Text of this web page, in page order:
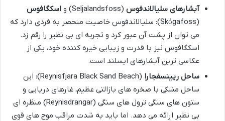
آبشارهای سلیالاندفوس (Seljalandsfoss) و
اسکگافوس
(Skógafoss): سلیالاندفوس خاصیت منحصر به فردی دارد که
می توان از پشت آن عبور کرد و تجربه ای بی نظیر را رقم زد.
اسکگافوس نیز با قدرت و زیبایی خیره کننده خود، یکی از
عکاسی ترین آبشارهای ایسلند است.
ساحل ریینسفجارا
(Reynisfjara Black Sand Beach): این
ساحل مشکی با صخره های بازالتی عظیم، غارهای دریایی و
ستون های سنگی ترول های سنگی (Reynisdrangar) منظره ای
بی نظیر ارائه می دهد. اما باید به شدت مراقب موج های قوی